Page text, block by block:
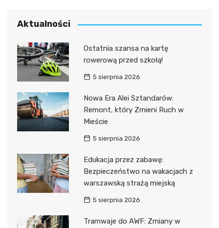
Aktualności
Ostatnia szansa na kartę
rowerową przed szkołą!
5 sierpnia 2026
Nowa Era Alei Sztandarów:
Remont, który Zmieni Ruch w
Mieście
5 sierpnia 2026
Edukacja przez zabawę:
Bezpieczeństwo na wakacjach z
warszawską strażą miejską
5 sierpnia 2026
Tramwaje do AWF: Zmiany w